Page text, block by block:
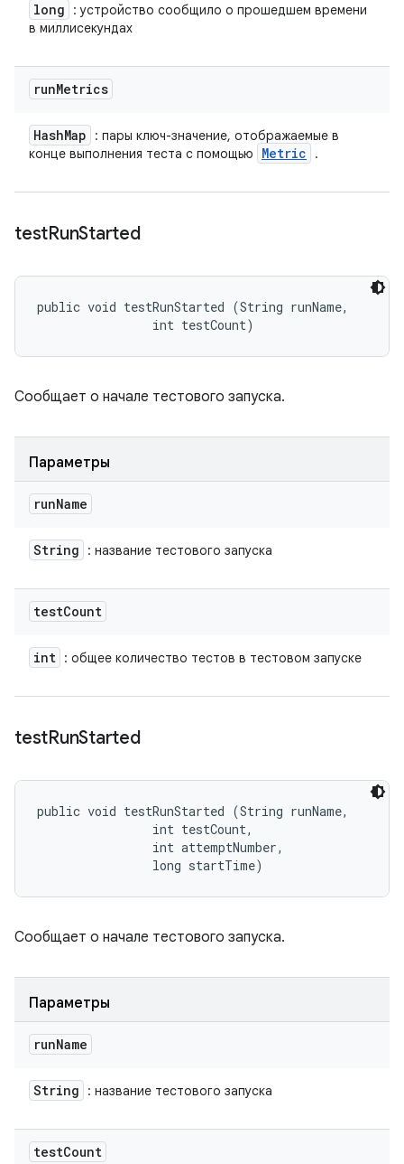
long
: устройство сообщило о прошедшем времени
в миллисекундах
runMetrics
HashMap
: пары ключ-значение, отображаемые в
конце выполнения теста с помощью
Metric .
testRunStarted
public void testRunStarted (String runName,
                int testCount)
Сообщает о начале тестового запуска.
Параметры
runName
String : название тестового запуска
testCount
int : общее количество тестов в тестовом запуске
testRunStarted
public void testRunStarted (String runName,
                int testCount,
                int attemptNumber,
                long startTime)
Сообщает о начале тестового запуска.
Параметры
runName
String : название тестового запуска
testCount